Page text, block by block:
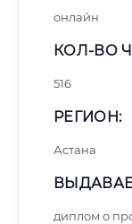
онлайн
КОЛ-ВО
516
РЕГИОН:
Астана
диплом о